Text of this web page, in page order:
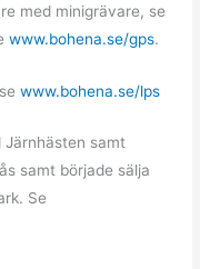
med minigrävare, se
www.bohena.se/gps.
sewww.bohena.se/lps
Järnhästen samt
samt började sälja
Se